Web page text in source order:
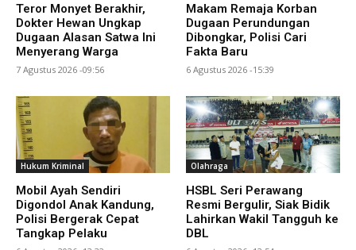
Teror Monyet Berakhir,
Dokter Hewan Ungkap
Dugaan Alasan Satwa Ini
Menyerang Warga
7 Agustus 2026 -09:56
Makam Remaja Korban
Dugaan Perundungan
Dibongkar, Polisi Cari
Fakta Baru
6 Agustus 2026 -15:39
Hukum Kriminal
Mobil Ayah Sendiri
Digondol Anak Kandung,
Polisi Bergerak Cepat
Tangkap Pelaku
Olahraga
HSBL Seri Perawang
Resmi Bergulir, Siak Bidik
Lahirkan Wakil Tangguh ke
DBL